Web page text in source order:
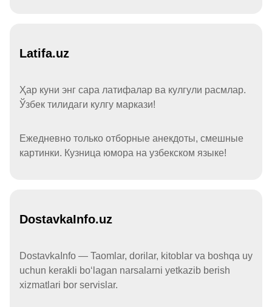
Latifa.uz
Ҳар куни энг сара латифалар ва кулгули расмлар.
Ўзбек тилидаги кулгу маркази!
Ежедневно только отборные анекдоты, смешные
картинки. Кузница юмора на узбекском языке!
DostavkaInfo.uz
DostavkaInfo — Taomlar, dorilar, kitoblar va boshqa uy
uchun kerakli boʻlagan narsalarni yetkazib berish
xizmatlari bor servislar.